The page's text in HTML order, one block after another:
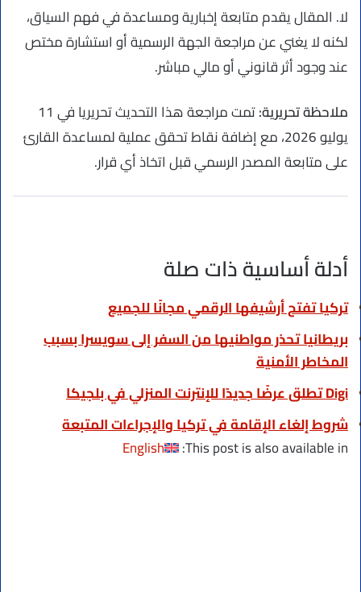
لا. المقال يقدم متابعة إخبارية ومساعدة في فهم السياق،
لكنه لا يغني عن مراجعة الجهة الرسمية أو استشارة مختص
عند وجود أثر قانوني أو مالي مباشر.
ملاحظة تحريرية:
تمت مراجعة هذا التحديث تحريريا في 11
يوليو 2026، مع إضافة نقاط تحقق عملية لمساعدة القارئ
على متابعة المصدر الرسمي قبل اتخاذ أي قرار.
أدلة أساسية ذات صلة
تركيا تفتح أرشيفها الرقمي مجانًا للجميع
بريطانيا تحذر مواطنيها من السفر إلى سويسرا بسبب
المخاطر الأمنية
Digi تطلق عرضًا جديدًا للإنترنت المنزلي في بلجيكا
شروط إلغاء الإقامة في تركيا والإجراءات المتبعة
This post is also available in:
English